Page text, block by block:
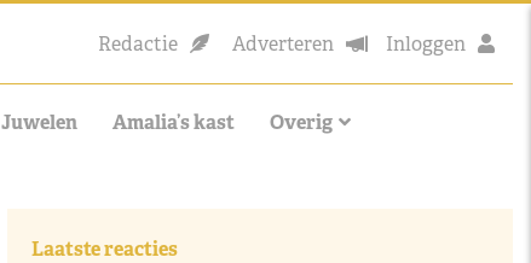
Redactie Adverteren Inloggen
Juwelen Amalia’s kast Overig
Laatste reacties